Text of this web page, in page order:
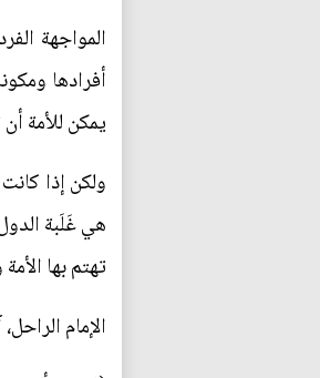
المواجهة
أفرادها
يمكن للأمة
ولكن إذا
هي غَلَبة
تهتم بها
الإمام